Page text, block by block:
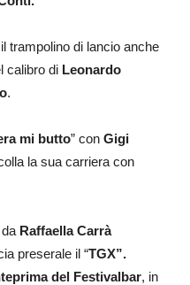
trampolino di lancio anche
calibro di Leonardo
.
mi butto” con Gigi
la sua carriera con
Raffaella Carrà
preserale il “TGX”.
del Festivalbar, in